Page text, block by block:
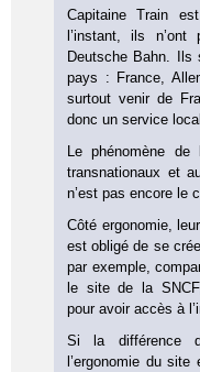
Capitaine Train
l’instant, ils
Deutsche Bahn. Ils
pays : France,
surtout venir de
donc un service
Le phénomène de
transnationaux et
n’est pas encore le
Côté ergonomie,
est obligé de se
par exemple,
le site de la
pour avoir accès à
Si la différence
l’ergonomie du